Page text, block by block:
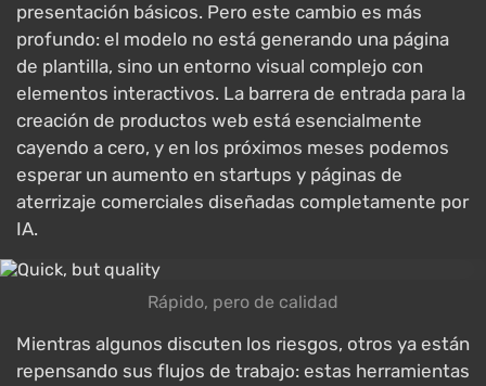
presentación básicos. Pero este cambio es más
profundo: el modelo no está generando una página
de plantilla, sino un entorno visual complejo con
elementos interactivos. La barrera de entrada para la
creación de productos web está esencialmente
cayendo a cero, y en los próximos meses podemos
esperar un aumento en startups y páginas de
aterrizaje comerciales diseñadas completamente por
IA.
Rápido, pero de calidad
Mientras algunos discuten los riesgos, otros ya están
repensando sus flujos de trabajo: estas herramientas